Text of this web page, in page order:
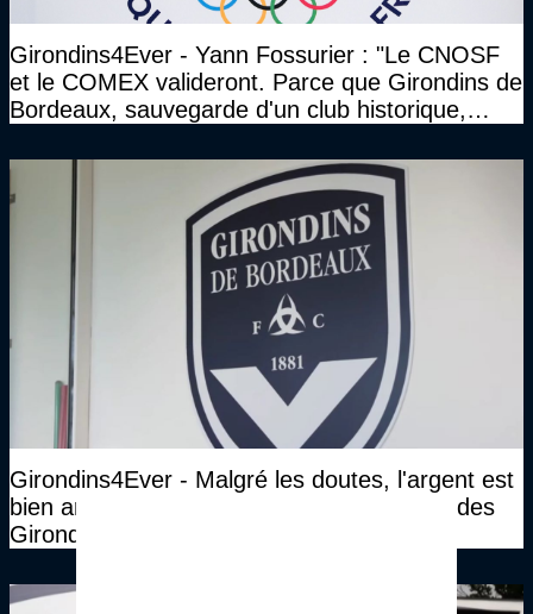
Girondins4Ever - Yann Fossurier : "Le CNOSF
et le COMEX valideront. Parce que Girondins de
Bordeaux, sauvegarde d'un club historique,
Girondins4Ever - Malgré les doutes, l'argent est
bien arrivé. James Bord derrière le rachat des
Girondins ?